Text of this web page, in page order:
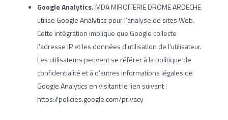
Google Analytics.MDA MIROITERIE DROME ARDECHE
utilise Google Analytics pour l’analyse de sites Web.
Cette intégration implique que Google collecte
l’adresse IP et les données d’utilisation de l’utilisateur.
Les utilisateurs peuvent se référer à la politique de
confidentialité et à d’autres informations légales de
Google Analytics en visitant le lien suivant :
https://policies.google.com/privacy